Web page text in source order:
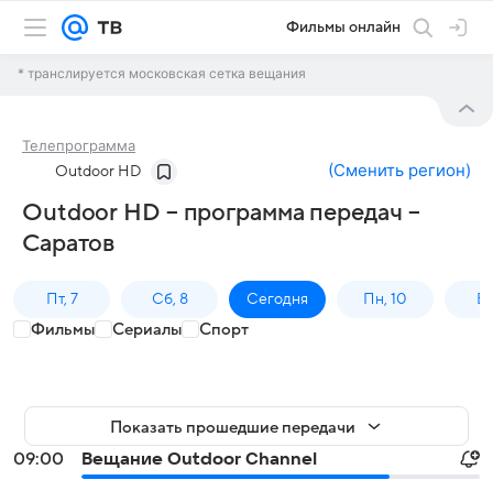
Фильмы онлайн
* транслируется московская сетка вещания
Телепрограмма
Outdoor HD (Сменить регион)
Outdoor HD – программа передач –
Саратов
Пт, 7 Сб, 8 Сегодня Пн, 10
Фильмы Сериалы Спорт
Показать прошедшие передачи
09:00
Вещание Outdoor Channel